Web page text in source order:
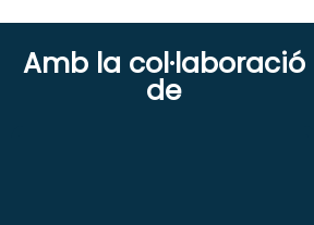
Amb la col·laboració
de